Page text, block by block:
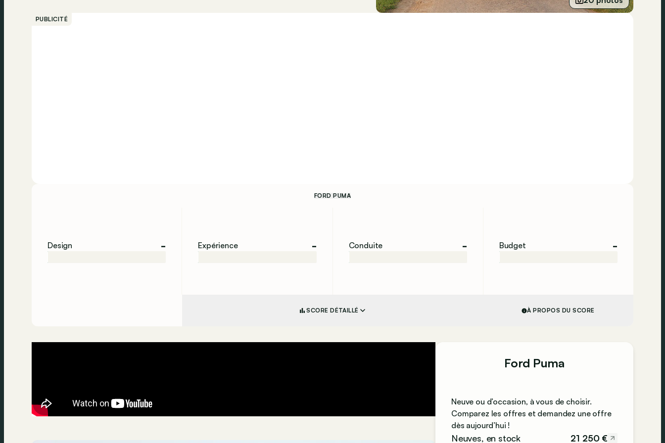
PUBLICITÉ
FORD PUMA
Design - Expérience - Conduite - Budget -
SCORE DÉTAILLÉ À PROPOS DU SCORE
Ford Puma
Neuve ou d’occasion, à vous de choisir.
Comparez les offres et demandez une offre
dès aujourd’hui !
Neuves, en stock 21 250 €